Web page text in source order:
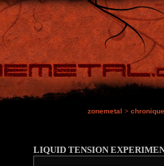
zonemetal >
LIQUID TENSION